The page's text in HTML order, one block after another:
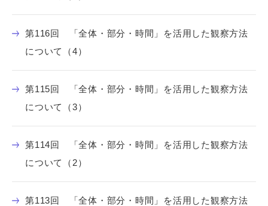
第116回 「全体・部分・時間」を活用した観察方法
について（4）
第115回 「全体・部分・時間」を活用した観察方法
について（3）
第114回 「全体・部分・時間」を活用した観察方法
について（2）
第113回 「全体・部分・時間」を活用した観察方法